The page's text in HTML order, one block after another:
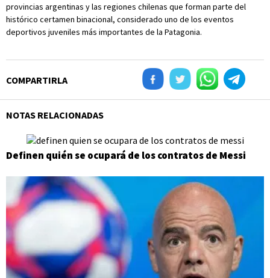
provincias argentinas y las regiones chilenas que forman parte del
histórico certamen binacional, considerado uno de los eventos
deportivos juveniles más importantes de la Patagonia.
COMPARTIRLA
NOTAS RELACIONADAS
Definen quién se ocupará de los contratos de Messi